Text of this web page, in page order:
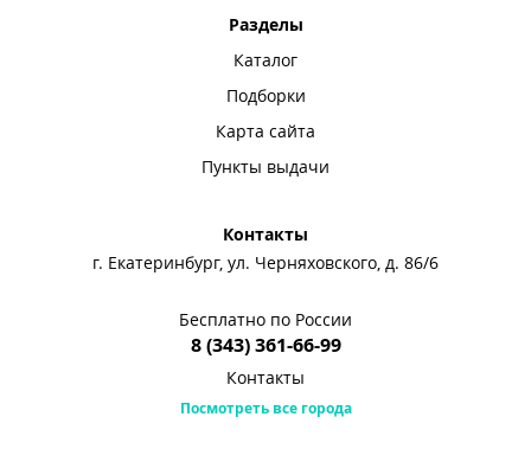
Разделы
Каталог
Подборки
Карта сайта
Пункты выдачи
Контакты
г. Екатеринбург, ул. Черняховского, д. 86/6
Бесплатно по России
8 (343) 361-66-99
Контакты
Посмотреть все города